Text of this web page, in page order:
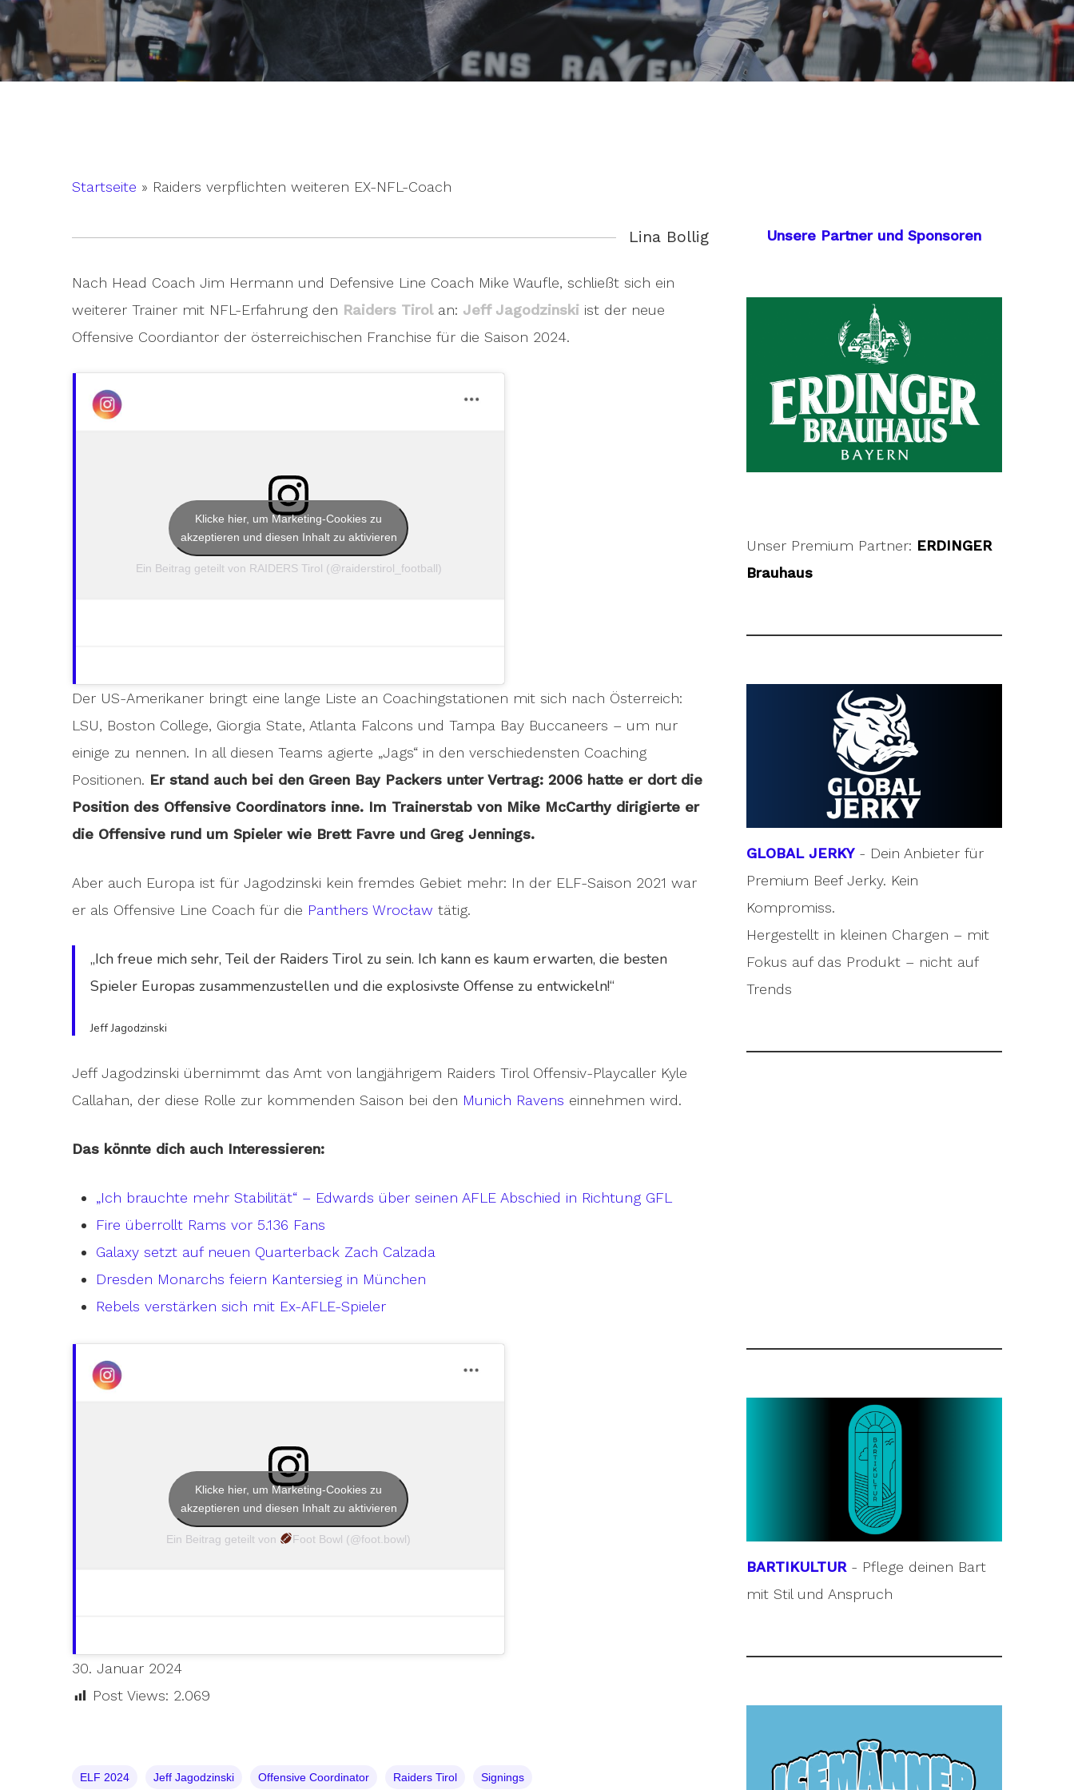
Hit enter to search or ESC to close
Startseite » Raiders verpflichten weiteren EX-NFL-Coach
Lina Bollig
Nach Head Coach Jim Hermann und Defensive Line Coach Mike Waufle, schließt sich ein
weiterer Trainer mit NFL-Erfahrung den Raiders Tirolan: Jeff Jagodzinski ist der neue
Offensive Coordiantor der österreichischen Franchise für die Saison 2024.
Ein Beitrag geteilt von RAIDERS Tirol (@raiderstirol_football)
Klicke hier, um Marketing-Cookies zu
akzeptieren und diesen Inhalt zu aktivieren
Der US-Amerikaner bringt eine lange Liste an Coachingstationen mit sich nach Österreich:
LSU, Boston College, Giorgia State, Atlanta Falcons und Tampa Bay Buccaneers – um nur
einige zu nennen. In all diesen Teams agierte „Jags“ in den verschiedensten Coaching
Positionen. Er stand auch bei den Green Bay Packers unter Vertrag: 2006 hatte er dort die
Position des Offensive Coordinators inne. Im Trainerstab von Mike McCarthy dirigierte er
die Offensive rund um Spieler wie Brett Favre und Greg Jennings.
Aber auch Europa ist für Jagodzinski kein fremdes Gebiet mehr: In der ELF-Saison 2021 war
er als Offensive Line Coach für die Panthers Wrocław tätig.
„Ich freue mich sehr, Teil der Raiders Tirol zu sein. Ich kann es kaum erwarten, die besten
Spieler Europas zusammenzustellen und die explosivste Offense zu entwickeln!“
Jeff Jagodzinski
Jeff Jagodzinski übernimmt das Amt von langjährigem Raiders Tirol Offensiv-Playcaller Kyle
Callahan, der diese Rolle zur kommenden Saison bei den Munich Ravens einnehmen wird.
Das könnte dich auch Interessieren:
„Ich brauchte mehr Stabilität“ – Edwards über seinen AFLE Abschied in Richtung GFL
Fire überrollt Rams vor 5.136 Fans
Galaxy setzt auf neuen Quarterback Zach Calzada
Dresden Monarchs feiern Kantersieg in München
Rebels verstärken sich mit Ex-AFLE-Spieler
Ein Beitrag geteilt von Foot Bowl (@foot.bowl)
Klicke hier, um Marketing-Cookies zu
akzeptieren und diesen Inhalt zu aktivieren
30. Januar 2024
Post Views: 2.069
ELF 2024 Jeff Jagodzinski Offensive Coordinator Raiders Tirol Signings
Unsere Partner und Sponsoren
Unser Premium Partner: ERDINGER
Brauhaus
GLOBAL JERKY- Dein Anbieter für
Premium Beef Jerky. Kein
Kompromiss.
Hergestellt in kleinen Chargen – mit
Fokus auf das Produkt – nicht auf
Trends
BARTIKULTUR- Pflege deinen Bart
mit Stil und Anspruch